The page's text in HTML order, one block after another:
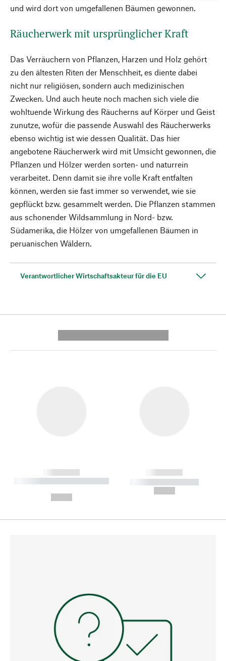
und wird dort von umgefallenen Bäumen gewonnen.
Räucherwerk mit ursprünglicher Kraft
Das Verräuchern von Pflanzen, Harzen und Holz gehört
zu den ältesten Riten der Menschheit, es diente dabei
nicht nur religiösen, sondern auch medizinischen
Zwecken. Und auch heute noch machen sich viele die
wohltuende Wirkung des Räucherns auf Körper und Geist
zunutze, wofür die passende Auswahl des Räucherwerks
ebenso wichtig ist wie dessen Qualität. Das hier
angebotene Räucherwerk wird mit Umsicht gewonnen, die
Pflanzen und Hölzer werden sorten- und naturrein
verarbeitet. Denn damit sie ihre volle Kraft entfalten
können, werden sie fast immer so verwendet, wie sie
gepflückt bzw. gesammelt werden. Die Pflanzen stammen
aus schonender Wildsammlung in Nord- bzw.
Südamerika, die Hölzer von umgefallenen Bäumen in
peruanischen Wäldern.
Verantwortlicher Wirtschaftsakteur für die EU
------------
----------- ----------- --------
------------
----------- -----------